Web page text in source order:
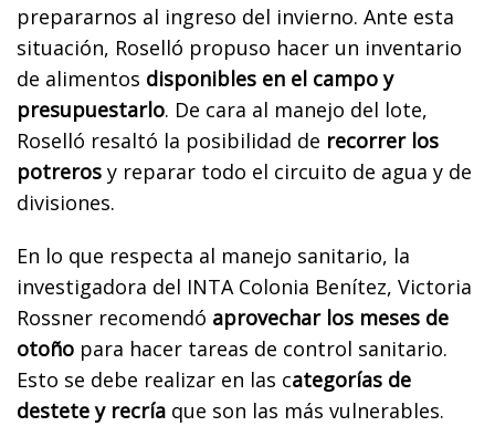
prepararnos al ingreso del invierno. Ante esta
situación, Roselló propuso hacer un inventario
de alimentos disponibles en el campo y
presupuestarlo. De cara al manejo del lote,
Roselló resaltó la posibilidad de recorrer los
potreros y reparar todo el circuito de agua y de
divisiones.
En lo que respecta al manejo sanitario, la
investigadora del INTA Colonia Benítez, Victoria
Rossner recomendó aprovechar los meses de
otoño para hacer tareas de control sanitario.
Esto se debe realizar en las categorías de
destete y recría que son las más vulnerables.